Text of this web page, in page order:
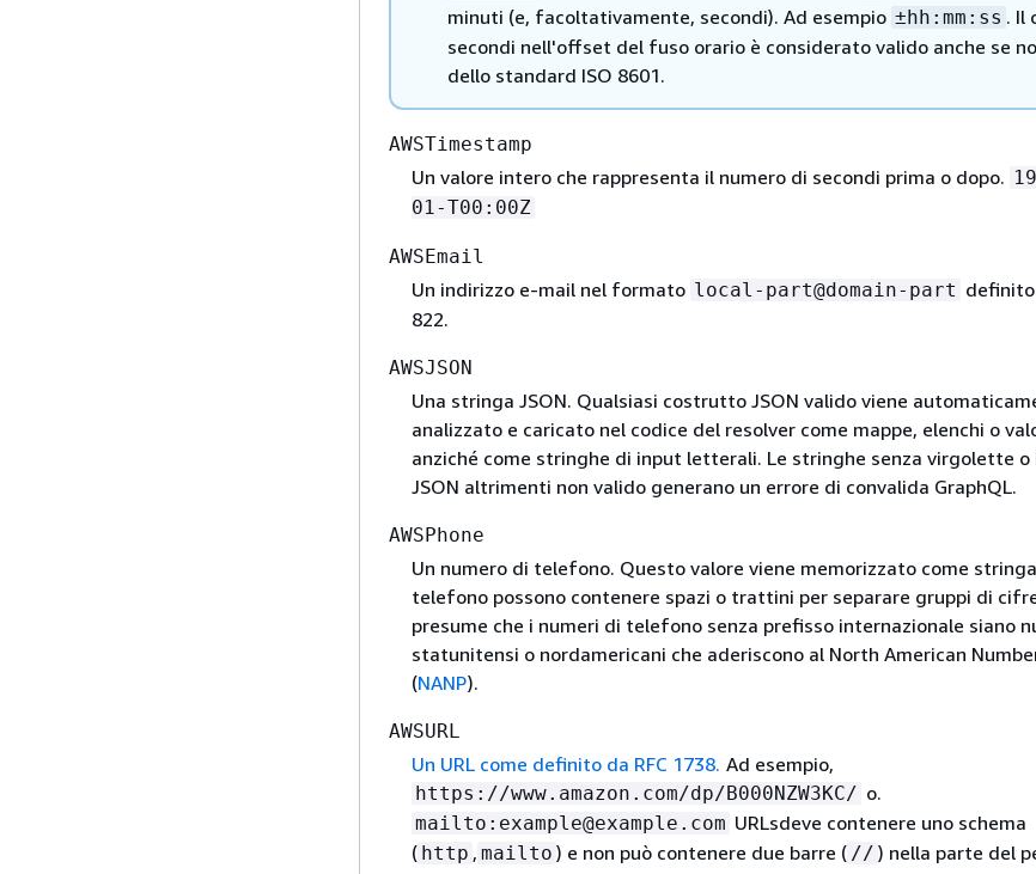
minuti (e, facoltativamente, secondi). Ad esempio ±hh:mm:ss . Il
secondi nell'offset del fuso orario è considerato valido anche se
dello standard ISO 8601.
AWSTimestamp
Un valore intero che rappresenta il numero di secondi prima o dopo.
01-T00:00Z
AWSEmail
Un indirizzo e-mail nel formato local-part@domain-part
822.
AWSJSON
Una stringa JSON. Qualsiasi costrutto JSON valido viene
analizzato e caricato nel codice del resolver come mappe, elenchi o
anziché come stringhe di input letterali. Le stringhe senza virgolette o
JSON altrimenti non valido generano un errore di convalida GraphQL.
AWSPhone
Un numero di telefono. Questo valore viene memorizzato come
telefono possono contenere spazi o trattini per separare gruppi di
presume che i numeri di telefono senza prefisso internazionale siano
statunitensi o nordamericani che aderiscono al North American
(NANP).
AWSURL
Un URL come definito da RFC 1738. Ad esempio,
https://www.amazon.com/dp/B000NZW3KC/ o.
mailto:example@example.com URLsdeve contenere uno schema
( http , mailto ) e non può contenere due barre ( // ) nella parte del